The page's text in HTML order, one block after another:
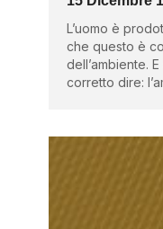
L’uomo è
che questo è
dell’ambiente.
corretto dire: